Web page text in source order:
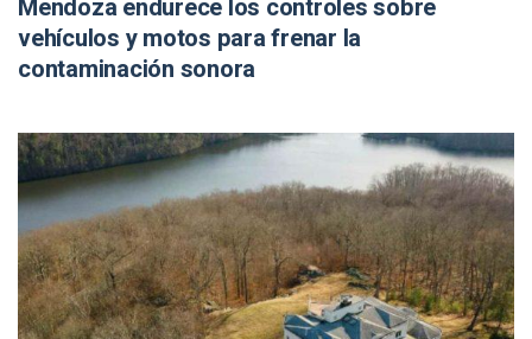
Mendoza endurece los controles sobre
vehículos y motos para frenar la
contaminación sonora